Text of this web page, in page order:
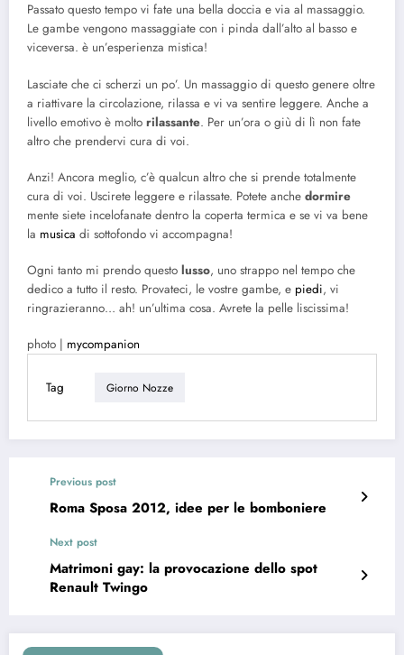
Passato questo tempo vi fate una bella doccia e via al massaggio.
Le gambe vengono massaggiate con i pinda dall’alto al basso e
viceversa. è un’esperienza mistica!
Lasciate che ci scherzi un po’. Un massaggio di questo genere oltre
a riattivare la circolazione, rilassa e vi va sentire leggere. Anche a
livello emotivo è molto rilassante. Per un’ora o giù di lì non fate
altro che prendervi cura di voi.
Anzi! Ancora meglio, c’è qualcun altro che si prende totalmente
cura di voi. Uscirete leggere e rilassate. Potete anche dormire
mente siete incelofanate dentro la coperta termica e se vi va bene
la musica di sottofondo vi accompagna!
Ogni tanto mi prendo questo lusso, uno strappo nel tempo che
dedico a tutto il resto. Provateci, le vostre gambe, e piedi, vi
ringrazieranno… ah! un’ultima cosa. Avrete la pelle liscissima!
photo | mycompanion
Tag Giorno Nozze
Previous post
Roma Sposa 2012, idee per le bomboniere
Next post
Matrimoni gay: la provocazione dello spot
Renault Twingo